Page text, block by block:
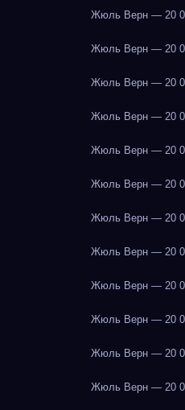
Жюль Верн — 20
Жюль Верн — 20
Жюль Верн — 20
Жюль Верн — 20
Жюль Верн — 20
Жюль Верн — 20
Жюль Верн — 20
Жюль Верн — 20
Жюль Верн — 20
Жюль Верн — 20
Жюль Верн — 20
Жюль Верн — 20